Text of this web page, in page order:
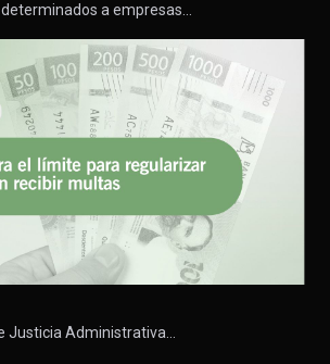
a empresas…
Justicia Administrativa…